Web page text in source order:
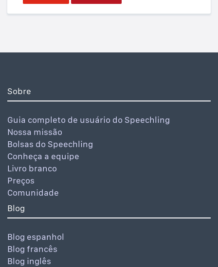
Sobre
Guia completo de usuário do Speechling
Nossa missão
Bolsas do Speechling
Conheça a equipe
Livro branco
Preços
Comunidade
Blog
Blog espanhol
Blog francês
Blog inglês